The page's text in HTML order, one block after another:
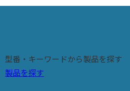
型番・キーワードから製品を探す
製品を探す